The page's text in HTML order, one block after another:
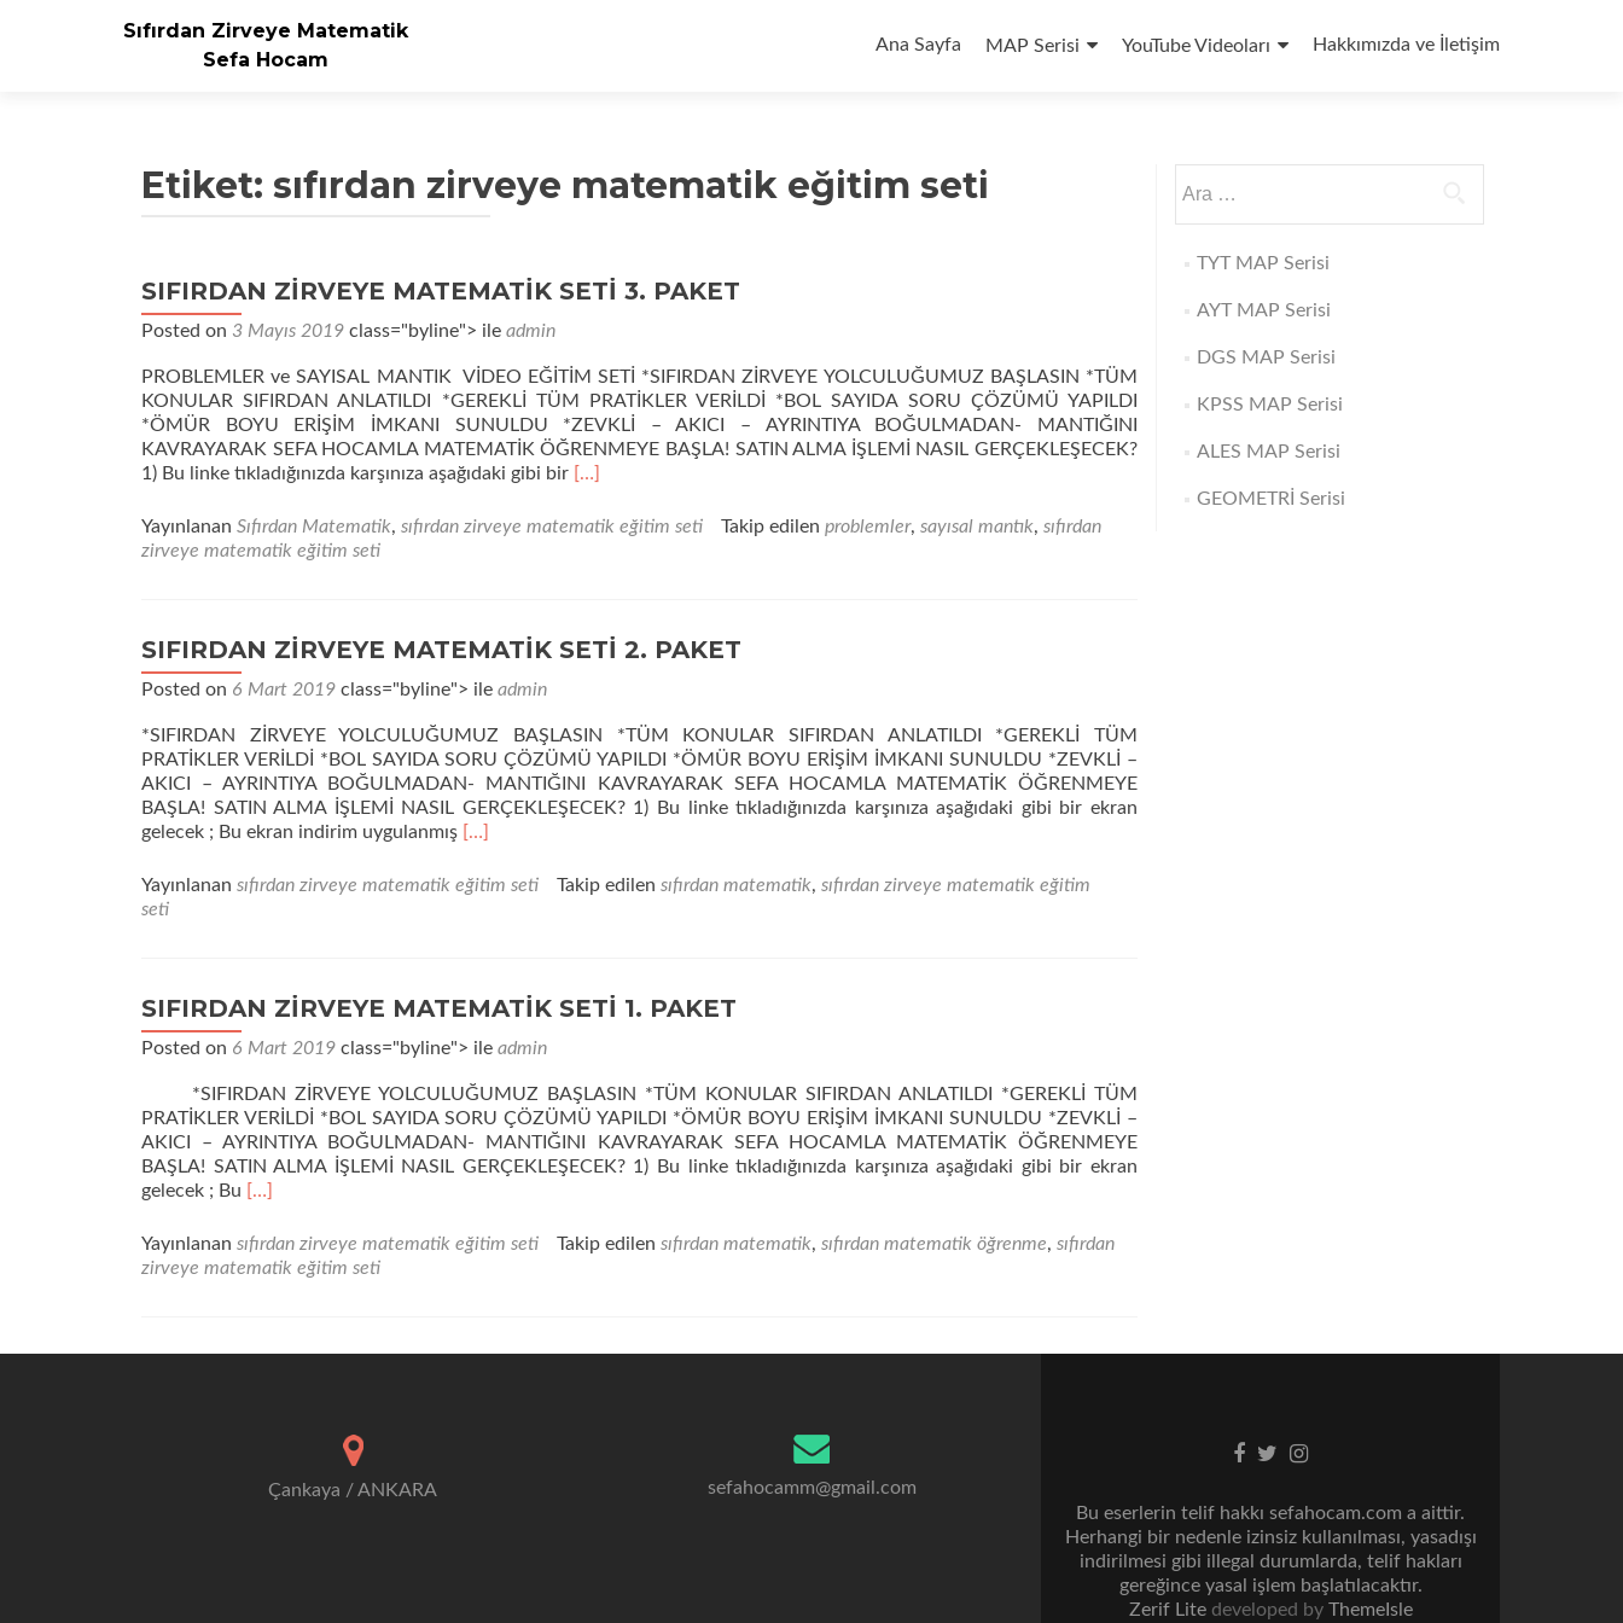
Sıfırdan Zirveye Matematik
Sefa Hocam
geç
Ana Sayfa MAP Serisi YouTube Videoları Hakkımızda ve İletişim
Etiket: sıfırdan zirveye matematik eğitim seti
SIFIRDAN ZİRVEYE MATEMATİK SETİ 3. PAKET
Posted on 3 Mayıs 2019 class="byline"> ile admin
PROBLEMLER ve SAYISAL MANTIK VİDEO EĞİTİM SETİ *SIFIRDAN ZİRVEYE YOLCULUĞUMUZ BAŞLASIN *TÜM
KONULAR SIFIRDAN ANLATILDI *GEREKLİ TÜM PRATİKLER VERİLDİ *BOL SAYIDA SORU ÇÖZÜMÜ YAPILDI
*ÖMÜR BOYU ERİŞİM İMKANI SUNULDU *ZEVKLİ – AKICI – AYRINTIYA BOĞULMADAN- MANTIĞINI
KAVRAYARAK SEFA HOCAMLA MATEMATİK ÖĞRENMEYE BAŞLA! SATIN ALMA İŞLEMİ NASIL GERÇEKLEŞECEK?
1) Bu linke tıkladığınızda karşınıza aşağıdaki gibi bir Daha
okuyunSIFIRDAN
PAKET
[…]
Yayınlanan Sıfırdan Matematik, sıfırdan zirveye matematik eğitim seti Takip edilen problemler, sayısal mantık, sıfırdan
zirveye matematik eğitim seti
SIFIRDAN ZİRVEYE MATEMATİK SETİ 2. PAKET
Posted on 6 Mart 2019 class="byline"> ile admin
*SIFIRDAN ZİRVEYE YOLCULUĞUMUZ BAŞLASIN *TÜM KONULAR SIFIRDAN ANLATILDI *GEREKLİ TÜM
PRATİKLER VERİLDİ *BOL SAYIDA SORU ÇÖZÜMÜ YAPILDI *ÖMÜR BOYU ERİŞİM İMKANI SUNULDU *ZEVKLİ –
AKICI – AYRINTIYA BOĞULMADAN- MANTIĞINI KAVRAYARAK SEFA HOCAMLA MATEMATİK ÖĞRENMEYE
BAŞLA! SATIN ALMA İŞLEMİ NASIL GERÇEKLEŞECEK? 1) Bu linke tıkladığınızda karşınıza aşağıdaki gibi bir ekran
gelecek ; Bu ekran indirim uygulanmış Daha
okuyunSIFIRDAN
PAKET
[…]
Yayınlanan sıfırdan zirveye matematik eğitim seti Takip edilen sıfırdan matematik, sıfırdan zirveye matematik eğitim
seti
SIFIRDAN ZİRVEYE MATEMATİK SETİ 1. PAKET
Posted on 6 Mart 2019 class="byline"> ile admin
*SIFIRDAN ZİRVEYE YOLCULUĞUMUZ BAŞLASIN *TÜM KONULAR SIFIRDAN ANLATILDI *GEREKLİ TÜM
PRATİKLER VERİLDİ *BOL SAYIDA SORU ÇÖZÜMÜ YAPILDI *ÖMÜR BOYU ERİŞİM İMKANI SUNULDU *ZEVKLİ –
AKICI – AYRINTIYA BOĞULMADAN- MANTIĞINI KAVRAYARAK SEFA HOCAMLA MATEMATİK ÖĞRENMEYE
BAŞLA! SATIN ALMA İŞLEMİ NASIL GERÇEKLEŞECEK? 1) Bu linke tıkladığınızda karşınıza aşağıdaki gibi bir ekran
gelecek ; Bu Daha
okuyunSIFIRDAN
ZİRVEYE
PAKET
[…]
Yayınlanan sıfırdan zirveye matematik eğitim seti Takip edilen sıfırdan matematik, sıfırdan matematik öğrenme, sıfırdan
zirveye matematik eğitim seti
TYT MAP Serisi
AYT MAP Serisi
DGS MAP Serisi
KPSS MAP Serisi
ALES MAP Serisi
GEOMETRİ Serisi
Çankaya / ANKARA sefahocamm@gmail.com
Facebook
TwitterInstagram
Bu eserlerin telif hakkı sefahocam.com a aittir.
Herhangi bir nedenle izinsiz kullanılması, yasadışı
indirilmesi gibi illegal durumlarda, telif hakları
gereğince yasal işlem başlatılacaktır.
Zerif Lite developed by ThemeIsle